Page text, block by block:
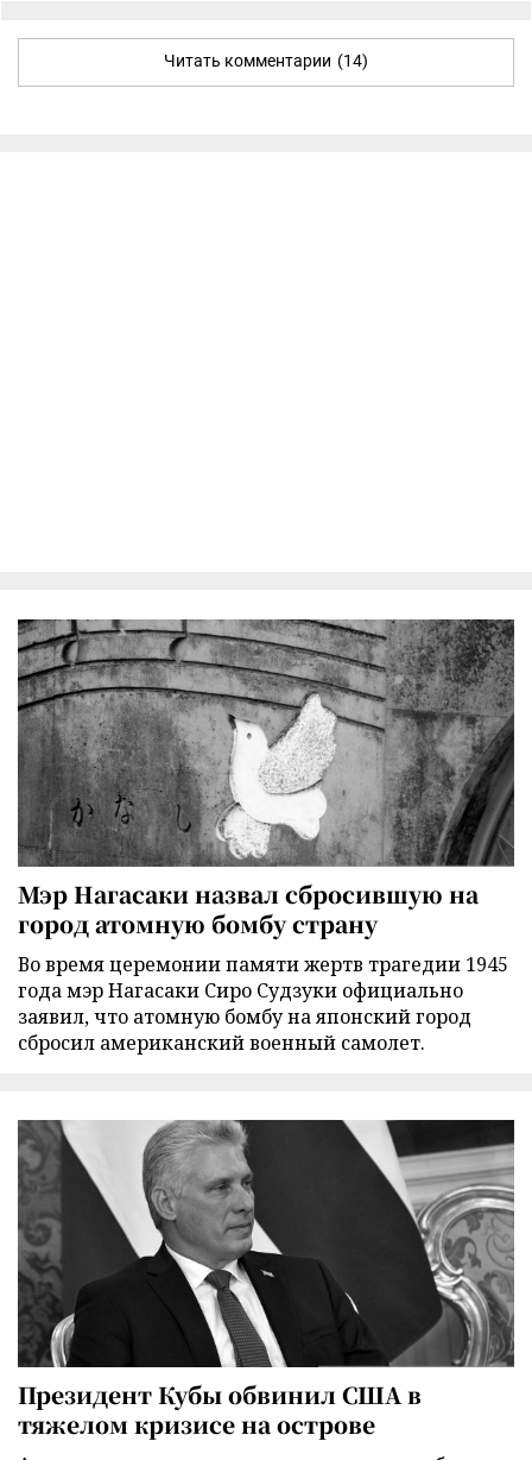
Читать комментарии (14)
Мэр Нагасаки назвал сбросившую на
город атомную бомбу страну
Во время церемонии памяти жертв трагедии 1945
года мэр Нагасаки Сиро Судзуки официально
заявил, что атомную бомбу на японский город
сбросил американский военный самолет.
Президент Кубы обвинил США в
тяжелом кризисе на острове